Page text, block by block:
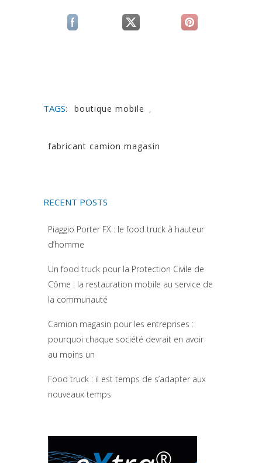
(si apre in una nuova scheda)
(si apre in una nuova scheda)
(si apre in una
TAGS: boutique mobile ,
fabricant camion magasin
RECENT POSTS
Piaggio Porter FX : le food truck à hauteur
d’homme
Un food truck pour la Protection Civile de
Côme : la restauration mobile au service de
la communauté
Camion magasin pour les entreprises :
pourquoi chaque société devrait en avoir
au moins un
Food truck : il est temps de s’adapter aux
nouveaux temps